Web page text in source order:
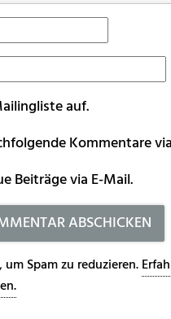
auf.
Kommentare
Beiträge via E-Mail.
Spam zu reduzieren.